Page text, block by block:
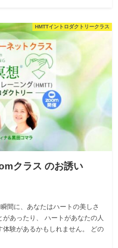
HMTTイントロダクトリークラス
クラス のお誘い
間に、あなたはハートの美しさ
あったり、 ハートがあなたの人
験があるかもしれません。 どの